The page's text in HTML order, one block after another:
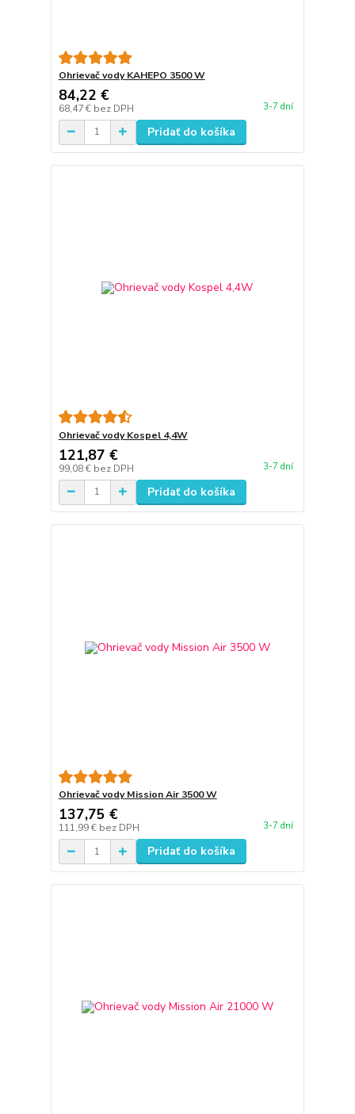
Ohrievač vody KAHEPO 3500 W
84,22 €
68,47 € bez DPH 3-7 dní
Pridať do košíka
Ohrievač vody Kospel 4,4W
121,87 €
99,08 € bez DPH 3-7 dní
Pridať do košíka
Ohrievač vody Mission Air 3500 W
137,75 €
111,99 € bez DPH 3-7 dní
Pridať do košíka